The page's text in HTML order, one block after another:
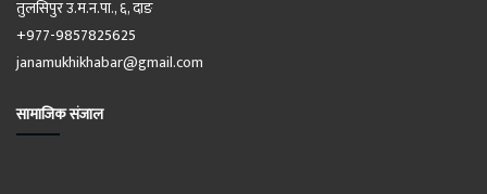
तुलसिपुर उ.म.न.पा., ६, दाङ
+977-9857825625
janamukhikhabar@gmail.com
सामाजिक संजाल